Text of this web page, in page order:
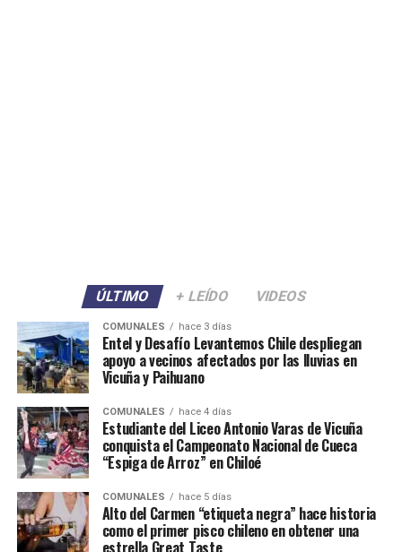
ÚLTIMO + LEÍDO VIDEOS
COMUNALES hace 3 días
Entel y Desafío Levantemos Chile despliegan
apoyo a vecinos afectados por las lluvias en
Vicuña y Paihuano
COMUNALES hace 4 días
Estudiante del Liceo Antonio Varas de Vicuña
conquista el Campeonato Nacional de Cueca
“Espiga de Arroz” en Chiloé
COMUNALES hace 5 días
Alto del Carmen “etiqueta negra” hace historia
como el primer pisco chileno en obtener una
estrella Great Taste